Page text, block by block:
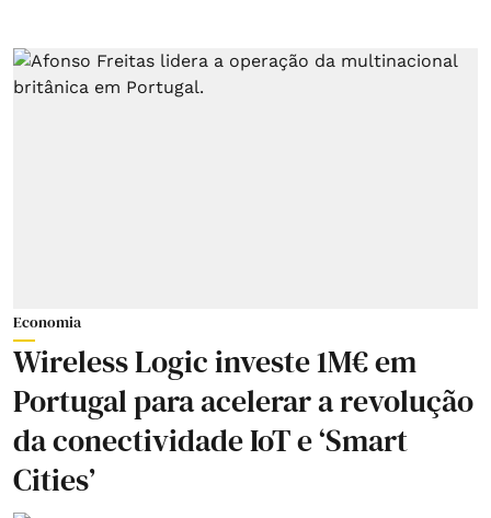
Economia
Wireless Logic investe 1M€ em
Portugal para acelerar a revolução
da conectividade IoT e ‘Smart
Cities’